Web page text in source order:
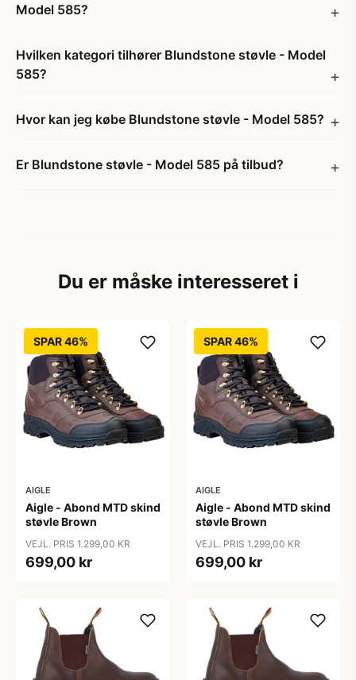
Model 585?
Hvilken kategori tilhører Blundstone støvle - Model
585?
Hvor kan jeg købe Blundstone støvle - Model 585?
Er Blundstone støvle - Model 585 på tilbud?
Du er måske interesseret i
SPAR 46%
AIGLE
Aigle - Abond MTD skind
støvle Brown
VEJL. PRIS 1.299,00 KR
699,00 kr
SPAR 46%
AIGLE
Aigle - Abond MTD skind
støvle Brown
VEJL. PRIS 1.299,00 KR
699,00 kr